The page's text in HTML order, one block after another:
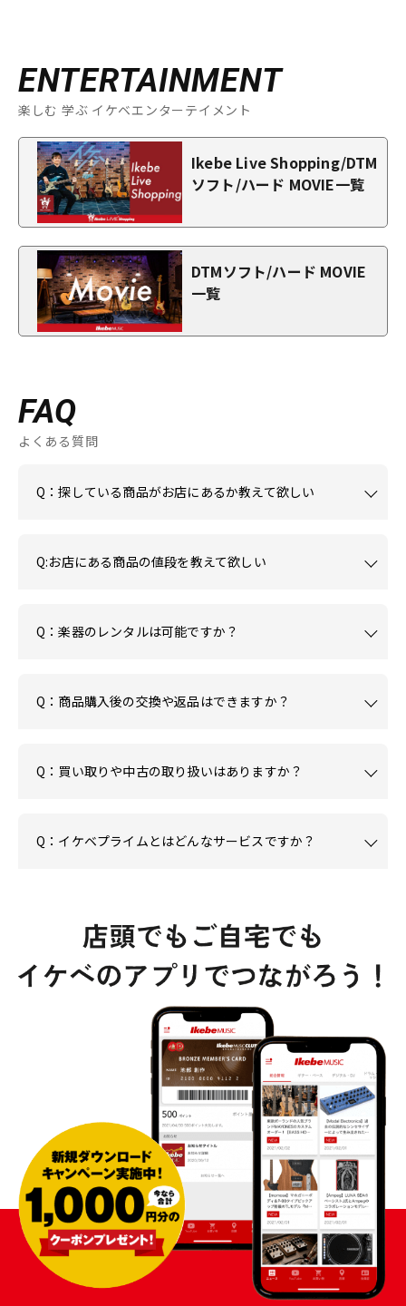
ENTERTAINMENT
楽しむ 学ぶ イケベエンターテイメント
Ikebe Live Shopping/DTM
ソフト/ハード MOVIE一覧
DTMソフト/ハード MOVIE
一覧
FAQ
よくある質問
Q：探している商品がお店にあるか教えて欲しい
Q:お店にある商品の値段を教えて欲しい
Q：楽器のレンタルは可能ですか？
Q：商品購入後の交換や返品はできますか？
Q：買い取りや中古の取り扱いはありますか？
Q：イケベプライムとはどんなサービスですか？